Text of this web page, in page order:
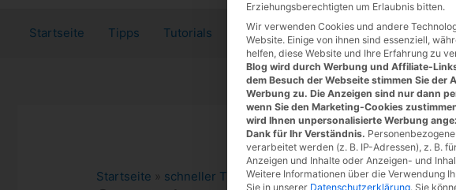
Startseite Tipps Tutorials Tests
Startseite » schneller Tipp
Erziehungsberechtigten um Erlaubnis bitten.
Wir verwenden Cookies und andere
Website. Einige von ihnen sind essenziell,
helfen, diese Website und Ihre Erfahrung zu
Blog wird durch Werbung und Affiliate-
dem Besuch der Webseite stimmen Sie der
Werbung zu. Die Anzeigen sind nur dann
wenn Sie den Marketing-Cookies
wird Ihnen unpersonalisierte Werbung
Dank für Ihr Verständnis.
verarbeitet werden (z. B. IP-Adressen), z. B.
Anzeigen und Inhalte oder Anzeigen- und
Weitere Informationen über die Verwendung
Sie in unserer Datenschutzerklärung. Sie